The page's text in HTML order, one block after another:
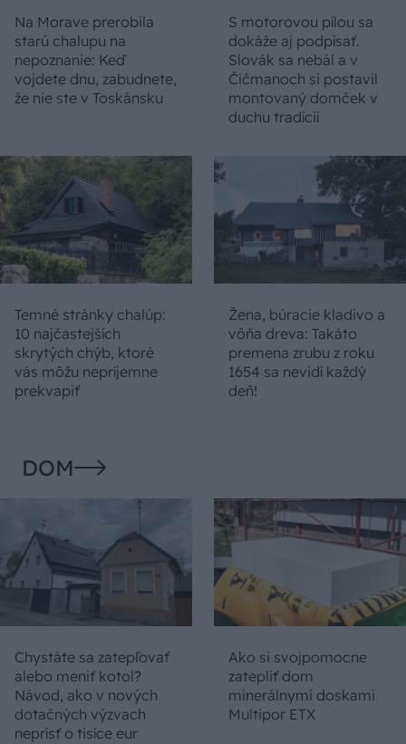
Na Morave prerobila
starú chalupu na
nepoznanie: Keď
vojdete dnu, zabudnete,
že nie ste v Toskánsku
S motorovou pílou sa
dokáže aj podpísať.
Slovák sa nebál a v
Čičmanoch si postavil
montovaný domček v
duchu tradícií
Temné stránky chalúp:
10 najčastejších
skrytých chýb, ktoré
vás môžu nepríjemne
prekvapiť
Žena, búracie kladivo a
vôňa dreva: Takáto
premena zrubu z roku
1654 sa nevidí každý
deň!
DOM
Chystáte sa zatepľovať
alebo meniť kotol?
Návod, ako v nových
dotačných výzvach
neprísť o tisíce eur
Ako si svojpomocne
zatepliť dom
minerálnymi doskami
Multipor ETX